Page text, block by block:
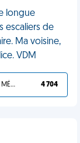
longue
escaliers de
Ma voisine,
VDM
TU L'AS BIEN MÉRITÉ 4 704